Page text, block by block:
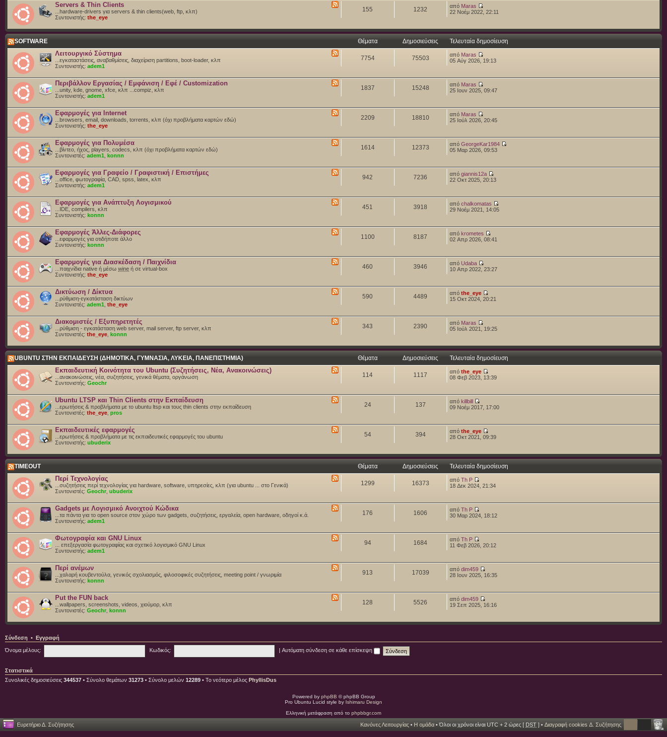
Servers & Thin Clients
...hardware-drivers για servers & thin clients(web, ftp, κλπ)
Συντονιστής: the_eye
155 1232 από Maras
22 Νοέμ 2022, 22:11
SOFTWARE Θέματα Δημοσιεύσεις Τελευταία δημοσίευση
Λειτουργικό Σύστημα
...εγκαταστάσεις, αναβαθμίσεις, διαχείριση partitions, boot-loader, κλπ
Συντονιστής: adem1
7754 75503 από Maras
05 Αύγ 2026, 19:13
Περιβάλλον Εργασίας / Εμφάνιση / Εφέ / Customization
...unity, kde, gnome, xfce, κλπ ...compiz, κλπ
Συντονιστής: adem1
1837 15248 από Maras
25 Ιουν 2025, 09:47
Εφαρμογές για Internet
...browsers, email, downloads, torrents, κλπ (όχι προβλήματα καρτών εδώ)
Συντονιστής: the_eye
2209 18810 από Maras
25 Ιούλ 2026, 20:45
Εφαρμογές για Πολυμέσα
...βίντεο, ήχος, players, codecs, κλπ (όχι προβλήματα καρτών εδώ)
Συντονιστές: adem1 konnn
1614 12373 από GeorgeKar1984
05 Μαρ 2026, 09:53
Εφαρμογές για Γραφείο / Γραφιστική / Επιστήμες
...office, φωτογραφία, CAD, spss, latex, κλπ
Συντονιστής: adem1
942 7236 από giannis12a
22 Οκτ 2025, 20:13
Εφαρμογές για Ανάπτυξη Λογισμικού
...IDE, compilers, κλπ
Συντονιστής: konnn
451 3918 από chalkomatas
29 Νοέμ 2021, 14:05
Εφαρμογές Άλλες-Διάφορες
...εφαρμογές για οτιδήποτε άλλο
Συντονιστής: konnn
1100 8187 από krometes
02 Απρ 2026, 08:41
Εφαρμογές για Διασκέδαση / Παιχνίδια
...παιχνίδια native ή μέσω wine ή σε virtual-box
Συντονιστής: the_eye
460 3946 από Udaba
10 Απρ 2022, 23:27
Δικτύωση / Δίκτυα
...ρύθμιση-εγκατάσταση δικτύων
Συντονιστές: adem1 the_eye
590 4489 από the_eye
15 Οκτ 2024, 20:21
Διακομιστές / Εξυπηρετητές
...ρύθμιση - εγκατάσταση web server, mail server, ftp server, κλπ
Συντονιστές: the_eye konnn
343 2390 από Maras
05 Ιούλ 2021, 19:25
UBUNTU ΣΤΗΝ ΕΚΠΑΙΔΕΥΣΗ (ΔΗΜΟΤΙΚΑ, ΓΥΜΝΑΣΙΑ, ΛΥΚΕΙΑ, ΠΑΝΕΠΙΣΤΗΜΙΑ) Θέματα Δημοσιεύσεις Τελευταία δημοσίευση
Εκπαιδευτική Κοινότητα του Ubuntu (Συζητήσεις, Νέα, Ανακοινώσεις)
...ανακοινώσεις, νέα, συζητήσεις, γενικά θέματα, οργάνωση
Συντονιστής: Geochr
114 1117 από the_eye
08 Φεβ 2023, 13:39
Ubuntu LTSP και Thin Clients στην Εκπαίδευση
...ερωτήσεις & προβλήματα με το ubuntu ltsp και τους thin clients στην εκπαίδευση
Συντονιστές: the_eye pros
24 137 από killbill
09 Νοέμ 2017, 17:00
Εκπαιδευτικές εφαρμογές
...ερωτήσεις & προβλήματα με τις εκπαιδευτικές εφαρμογές του ubuntu
Συντονιστής: ubuderix
54 394 από the_eye
28 Οκτ 2021, 09:39
TIMEOUT Θέματα Δημοσιεύσεις Τελευταία δημοσίευση
Περί Τεχνολογίας
...συζητήσεις περί τεχνολογίας για hardware, software, υπηρεσίες, κλπ (για ubuntu ... στο Γενικά)
Συντονιστές: Geochr ubuderix
1299 16373 από Th P
18 Δεκ 2024, 21:34
Gadgets με Λογισμικό Ανοιχτού Κώδικα
...τα πάντα για το open source στον χώρο των gadgets, συζητήσεις, εργαλεία, open hardware, οδηγοί κ.ά.
Συντονιστής: adem1
176 1606 από Th P
30 Μαρ 2024, 18:12
Φωτογραφία και GNU Linux
... επεξεργασία φωτογραφίας και σχετικό λογισμικό GNU Linux
Συντονιστής: adem1
94 1684 από Th P
11 Φεβ 2026, 20:12
Περί ανέμων
...χαλαρή κουβεντούλα, γενικός σχολιασμός, φιλοσοφικές συζητήσεις, meeting point / γνωριμία
Συντονιστής: konnn
913 17039 από dim459
28 Ιουν 2025, 16:35
Put the FUN back
...wallpapers, screenshots, videos, χιούμορ, κλπ
Συντονιστές: Geochr konnn
128 5526 από dim459
19 Σεπ 2025, 16:16
Σύνδεση • Εγγραφή
Όνομα μέλους: Κωδικός: |Αυτόματη σύνδεση σε κάθε επίσκεψη
Στατιστικά
Συνολικές δημοσιεύσεις 344537 • Σύνολο θεμάτων 31273 • Σύνολο μελών 12289 • Το νεότερο μέλος PhyllisDus
Powered by phpBB © phpBB Group
Pro Ubuntu Lucid style by Ishimaru Design
Ελληνική μετάφραση από το phpbbgr.com
Ευρετήριο Δ. Συζήτησης Κανόνες Λειτουργίας • Η ομάδα • Όλοι οι χρόνοι είναι UTC + 2 ώρες [ DST ] • Διαγραφή cookies Δ. Συζήτησης